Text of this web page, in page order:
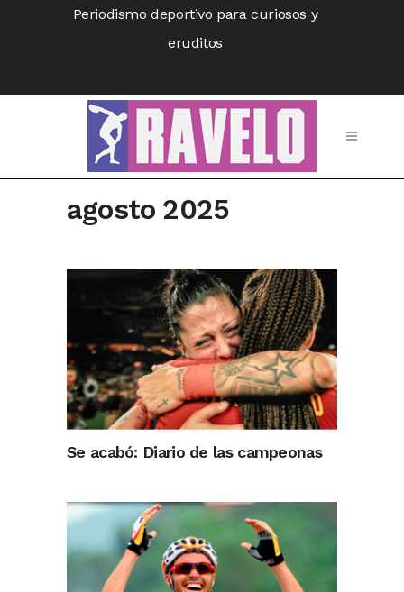
Periodismo deportivo para curiosos y
eruditos
agosto 2025
Se acabó: Diario de las campeonas